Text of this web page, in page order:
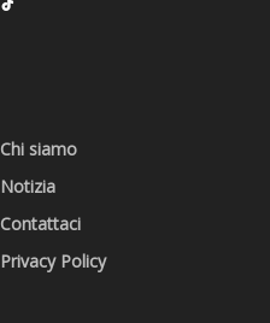
Chi siamo
Notizia
Contattaci
Privacy Policy